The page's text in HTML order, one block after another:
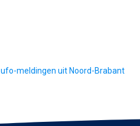
ufo-meldingen uit Noord-Brabant